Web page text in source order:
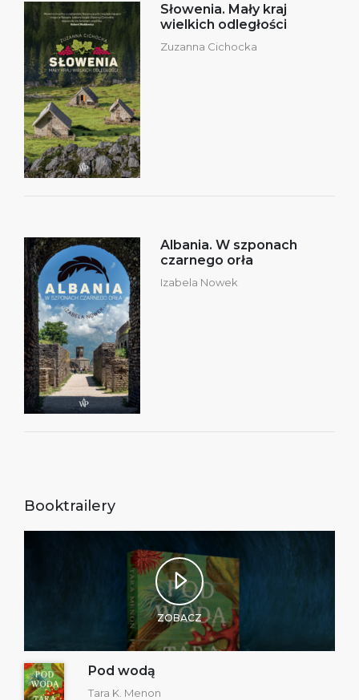
Słowenia. Mały kraj
wielkich odległości
Zuzanna Cichocka
Albania. W szponach
czarnego orła
Izabela Nowek
Booktrailery
ZOBACZ
Pod wodą
Tara K. Menon